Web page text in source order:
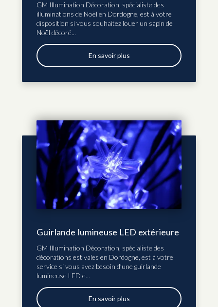
GM Illumination Décoration, spécialiste des
illuminations de Noël en Dordogne, est à votre
disposition si vous souhaitez louer un sapin de
Noël décoré...
En savoir plus
Guirlande lumineuse LED extérieure
GM Illumination Décoration, spécialiste des
décorations estivales en Dordogne, est à votre
service si vous avez besoin d’une guirlande
lumineuse LED e...
En savoir plus